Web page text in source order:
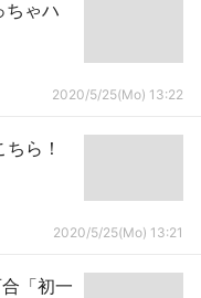
ちゃハ
2020/5/25(Mo) 13:22
ら！
2020/5/25(Mo) 13:21
「初一